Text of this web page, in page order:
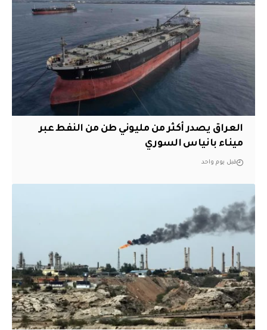
العراق يصدر أكثر من مليوني طن من النفط عبر
ميناء بانياس السوري
قبل يوم واحد